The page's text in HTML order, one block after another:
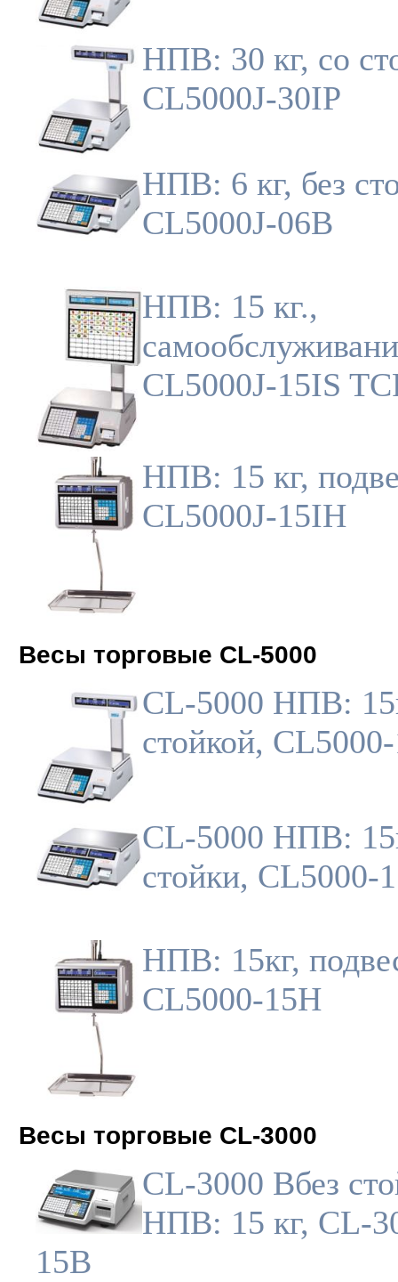
НПВ: 30 кг, со
CL5000J-30IP
НПВ: 6 кг, без
CL5000J-06B
НПВ: 15 кг.,
CL5000J-15IS
НПВ: 15 кг,
CL5000J-15IH
Весы торговые CL-5000
CL-5000 НПВ:
стойкой,
CL-5000 НПВ:
стойки, CL5000-
НПВ: 15кг,
CL5000-15H
Весы торговые CL-3000
CL-3000 Bбез
НПВ: 15 кг, CL-
15B